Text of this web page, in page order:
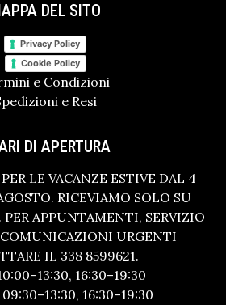
DEL SITO
Privacy Policy
Cookie Policy
e Condizioni
e Resi
DI APERTURA
LE VACANZE ESTIVE DAL 4
RICEVIAMO SOLO SU
APPUNTAMENTI, SERVIZIO
URGENTI
IL 338 8599621.
16:30–19:30
16:30–19:30